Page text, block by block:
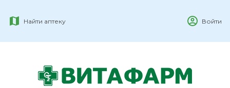
Найти аптеку Войти